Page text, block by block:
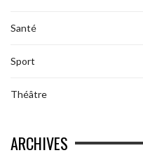
Santé
Sport
Théâtre
ARCHIVES